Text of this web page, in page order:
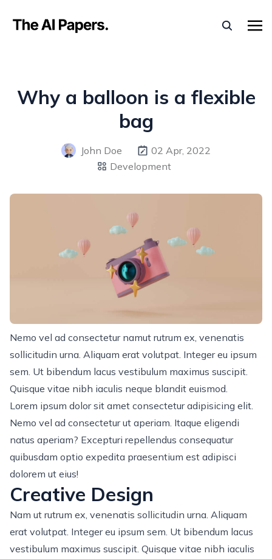
Why a balloon is a flexible
bag
John Doe
02 Apr, 2022
Development
Nemo vel ad consectetur namut rutrum ex, venenatis
sollicitudin urna. Aliquam erat volutpat. Integer eu ipsum
sem. Ut bibendum lacus vestibulum maximus suscipit.
Quisque vitae nibh iaculis neque blandit euismod.
Lorem ipsum dolor sit amet consectetur adipisicing elit.
Nemo vel ad consectetur ut aperiam. Itaque eligendi
natus aperiam? Excepturi repellendus consequatur
quibusdam optio expedita praesentium est adipisci
dolorem ut eius!
Creative Design
Nam ut rutrum ex, venenatis sollicitudin urna. Aliquam
erat volutpat. Integer eu ipsum sem. Ut bibendum lacus
vestibulum maximus suscipit. Quisque vitae nibh iaculis